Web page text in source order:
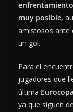
muy posible,
amistosos ante
un gol.
Para el
jugadores que
última Eurocopa
ya que siguen